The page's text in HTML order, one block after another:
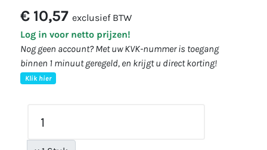
€ 10,57 exclusief BTW
Log in voor netto prijzen!
Nog geen account? Met uw KVK-nummer is toegang
binnen 1 minuut geregeld, en krijgt u direct korting!
Klik hier